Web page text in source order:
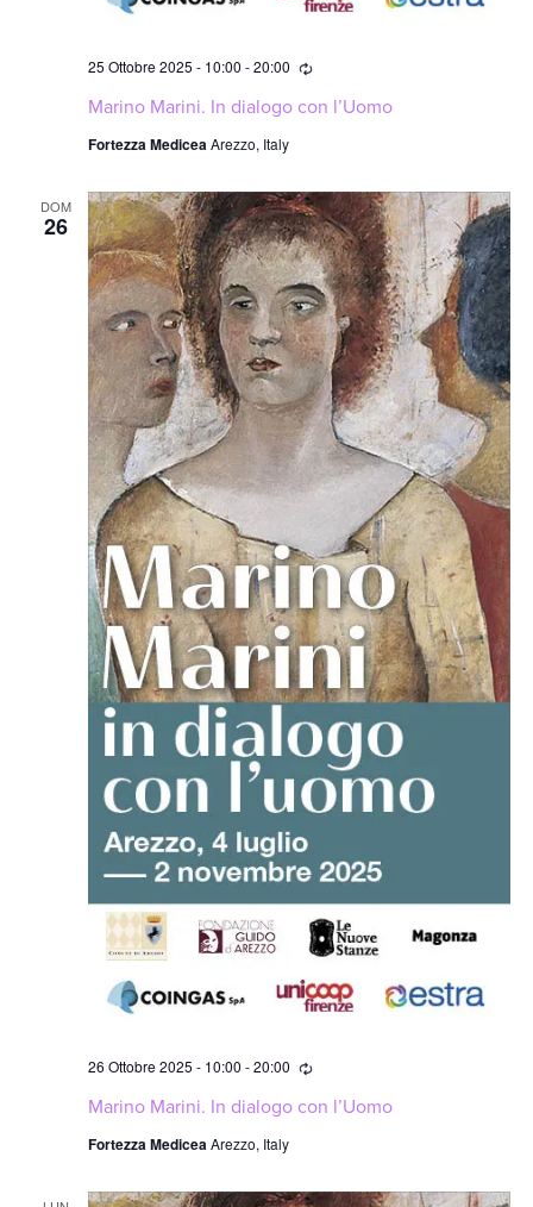
Marino Marini. In dialogo con l’Uomo
25 Ottobre 2025 - 10:00 -20:00 Ricorrente
Fortezza MediceaArezzo, Italy
DOM
26
Marino Marini. In dialogo con l’Uomo
26 Ottobre 2025 - 10:00 -20:00 Ricorrente
Fortezza MediceaArezzo, Italy